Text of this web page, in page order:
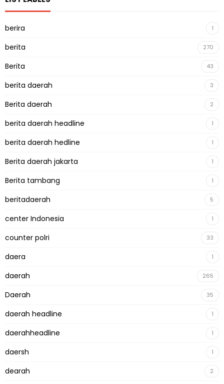
berira 1
berita 270
Berita 43
berita daerah 3
Berita daerah 2
berita daerah headline 1
berita daerah hedline 1
Berita daerah jakarta 1
Berita tambang 1
beritadaerah 5
center Indonesia 1
counter polri 33
daera 1
daerah 265
Daerah 35
daerah headline 1
daerahheadline 1
daersh 1
dearah 2